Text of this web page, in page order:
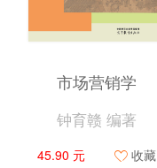
市场营销学
钟育赣 编著
45.90 元 收藏